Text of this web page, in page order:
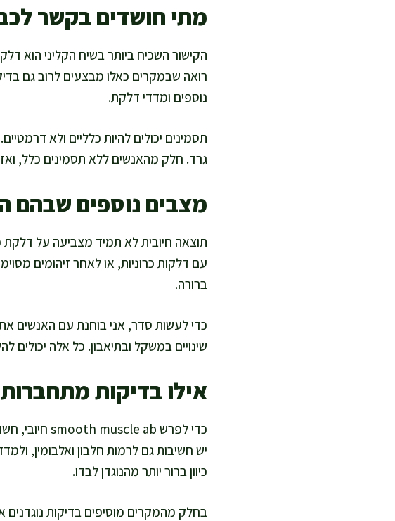
מתי חושדים בקשר
הקישור השכיח ביותר בשיח הקליני הוא
רואה שבמקרים כאלו מבצעים לרוב גם
נוספים ומדדי דלקת.
תסמינים יכולים להיות כלליים ולא
גרד. חלק מהאנשים ללא תסמינים כלל, ואז
מצבים נוספים שבהם
תוצאה חיובית לא תמיד מצביעה על דלקת
עם דלקות כרוניות, או לאחר זיהומים
ברורה.
כדי לעשות סדר, אני בוחנת עם האנשים
שינויים במשקל ובתיאבון. כל אלה יכולים
אילו בדיקות
יש חשיבות גם לרמות חלבון ואלבומין,
כיוון ברור יותר מהנוגדן לבדו.
בחלק מהמקרים מוסיפים בדיקות נוגדנים